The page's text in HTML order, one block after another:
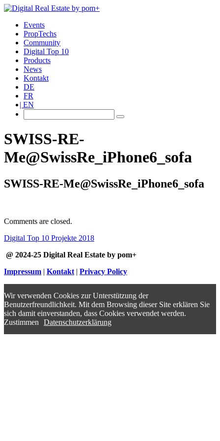
Events
PropTechs
Community
Digital Top 10
Products
News
Kontakt
DE
FR
EN
SWISS-RE-
Me@SwissRe_iPhone6_sofa
SWISS-RE-Me@SwissRe_iPhone6_sofa
Comments are closed.
Digital Top 10 Projekte 2018
@ 2024-25 Digital Real Estate by pom+
Impressum | Kontakt | Privacy Policy
Wir verwenden Cookies zur Unterstützung der
Benutzerfreundlichkeit. Mit dem Browsing dieser Site erklären Sie
sich damit einverstanden, dass Cookies verwendet werden.
Zustimmen
Datenschutzerklärung